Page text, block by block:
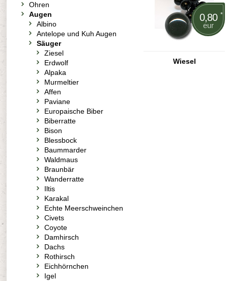
0,80 *
eur
Wiesel
Ohren
Augen
Albino
Antelope und Kuh Augen
Säuger
Ziesel
Erdwolf
Alpaka
Murmeltier
Affen
Paviane
Europaische Biber
Biberratte
Bison
Blessbock
Baummarder
Waldmaus
Braunbär
Wanderratte
Iltis
Karakal
Echte Meerschweinchen
Civets
Coyote
Damhirsch
Dachs
Rothirsch
Eichhörnchen
Igel